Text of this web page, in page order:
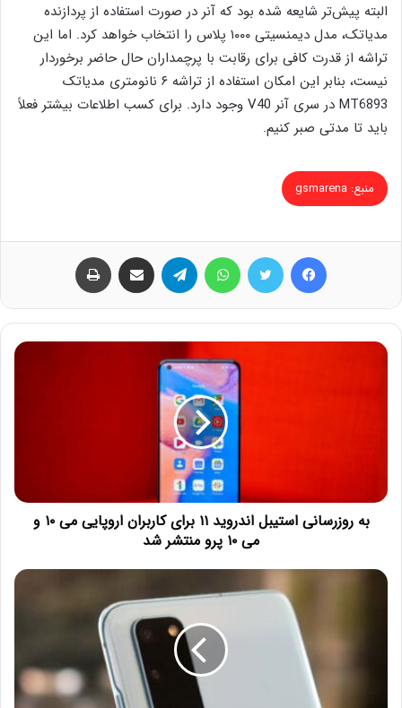
البته پیش‌تر شایعه شده بود که آنر در صورت استفاده از پردازنده
مدیاتک، مدل دیمنسیتی ۱۰۰۰ پلاس را انتخاب خواهد کرد. اما این
تراشه از قدرت کافی برای رقابت با پرچمداران حال حاضر برخوردار
نیست، بنابر این امکان استفاده از تراشه ۶ نانومتری مدیاتک
MT6893 در سری آنر V40 وجود دارد. برای کسب اطلاعات بیشتر فعلاً
باید تا مدتی صبر کنیم.
منبع: gsmarena
به روزرسانی استیبل اندروید ۱۱ برای کاربران اروپایی می ۱۰ و
می ۱۰ پرو منتشر شد